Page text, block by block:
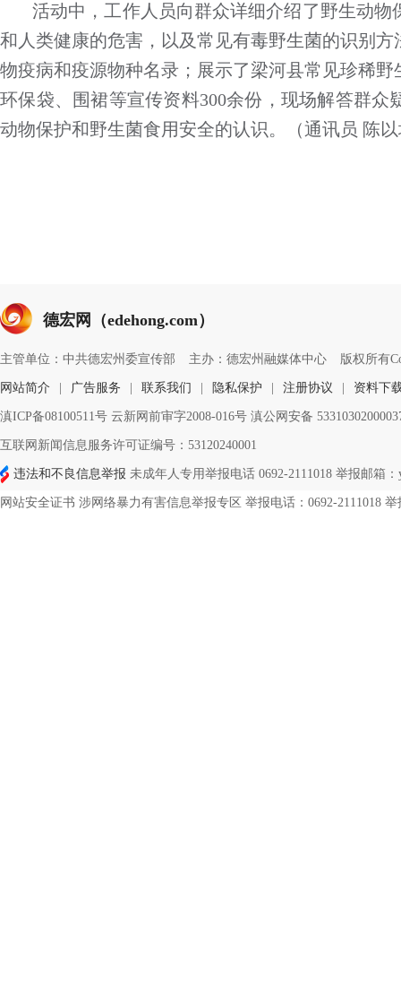
活动中，工作人员向群众详细介绍了野生动
和人类健康的危害，以及常见有毒野生菌的识别
物疫病和疫源物种名录；展示了梁河县常见珍稀
环保袋、围裙等宣传资料300余份，现场解答群
动物保护和野生菌食用安全的认识。（通讯员 陈
德宏网（edehong.com）
主管单位：中共德宏州委宣传部 主办：德宏州融媒体中心 版权所有
网站简介 广告服务 联系我们 隐私保护 注册协议 资料下
滇ICP备08100511号 云新网前审字2008-016号 滇公网安备
互联网新闻信息服务许可证编号：53120240001
违法和不良信息举报 未成年人专用举报电话 0692-2111018 举报邮箱：
网站安全证书 涉网络暴力有害信息举报专区 举报电话：0692-2111018 举